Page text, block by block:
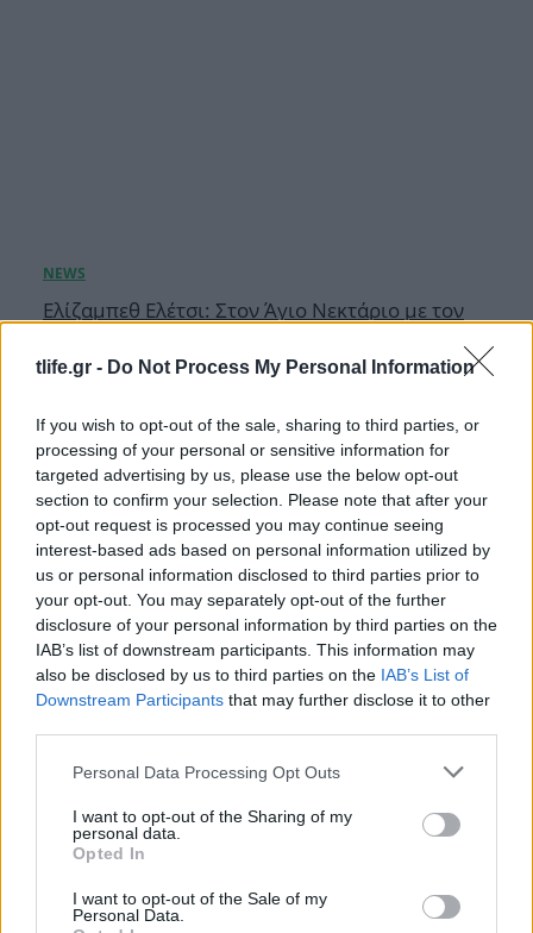
tlife.gr - Do Not Process My Personal Information
If you wish to opt-out of the sale, sharing to third parties, or
processing of your personal or sensitive information for
targeted advertising by us, please use the below opt-out
section to confirm your selection. Please note that after your
opt-out request is processed you may continue seeing
interest-based ads based on personal information utilized by
us or personal information disclosed to third parties prior to
your opt-out. You may separately opt-out of the further
disclosure of your personal information by third parties on the
IAB’s list of downstream participants. This information may
also be disclosed by us to third parties on the IAB’s List of
Downstream Participants that may further disclose it to other
Please note that this website/app uses one or more Google
not limited to your visit or usage behaviour. You may click to
grant or deny consent to Google and its third-party tags to
use your data for below specified purposes in below Google
consent section.
Personal Data Processing Opt Outs
I want to opt-out of the Sharing of my
personal data.
Opted In
I want to opt-out of the Sale of my
Personal Data.
Ελίζαμπεθ Ελέτσι: Στον Άγιο Νεκτάριο με τον
την ευχή για τον γιο μας»
H Βαλέρια Χοψονίδου βάφτισε τον μονάκριβο
γιο της στην Βουλιαγμένη – Φωτογραφίες
09.08.2026